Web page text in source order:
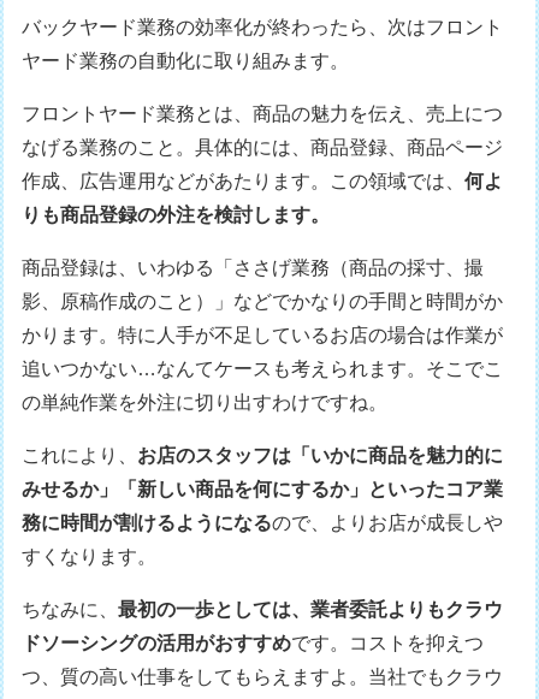
バックヤード業務の効率化が終わったら、次はフロント
ヤード業務の自動化に取り組みます。
フロントヤード業務とは、商品の魅力を伝え、売上につ
なげる業務のこと。具体的には、商品登録、商品ページ
作成、広告運用などがあたります。この領域では、何よ
りも商品登録の外注を検討します。
商品登録は、いわゆる「ささげ業務（商品の採寸、撮
影、原稿作成のこと）」などでかなりの手間と時間がか
かります。特に人手が不足しているお店の場合は作業が
追いつかない…なんてケースも考えられます。そこでこ
の単純作業を外注に切り出すわけですね。
これにより、 お店のスタッフは「いかに商品を魅力的に
みせるか」「新しい商品を何にするか」といったコア業
務に時間が割けるようになるので、よりお店が成長しや
すくなります。
ちなみに、最初の一歩としては、業者委託よりもクラウ
ドソーシングの活用がおすすめです。コストを抑えつ
つ、質の高い仕事をしてもらえますよ。当社でもクラウ